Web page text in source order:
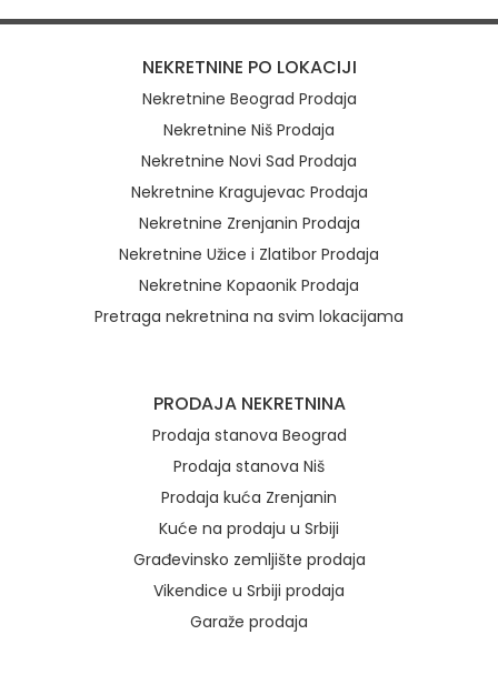
NEKRETNINE PO LOKACIJI
Nekretnine Beograd Prodaja
Nekretnine Niš Prodaja
Nekretnine Novi Sad Prodaja
Nekretnine Kragujevac Prodaja
Nekretnine Zrenjanin Prodaja
Nekretnine Užice i Zlatibor Prodaja
Nekretnine Kopaonik Prodaja
Pretraga nekretnina na svim lokacijama
PRODAJA NEKRETNINA
Prodaja stanova Beograd
Prodaja stanova Niš
Prodaja kuća Zrenjanin
Kuće na prodaju u Srbiji
Građevinsko zemljište prodaja
Vikendice u Srbiji prodaja
Garaže prodaja